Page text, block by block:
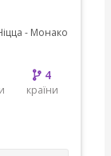
- Монако
4
країни